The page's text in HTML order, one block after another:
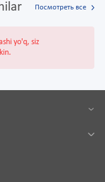
Посмотреть все
yo'q, siz